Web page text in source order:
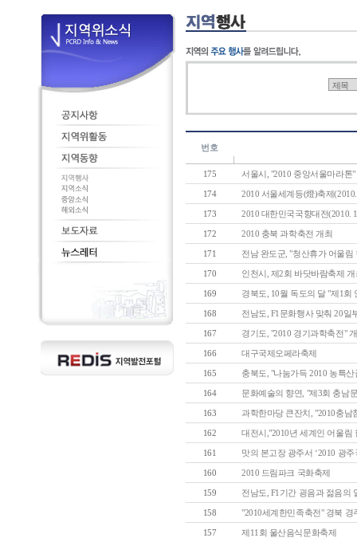
번호
175 서울시, "2010 중앙서울마라톤"
174 2010 서울세계등(燈)축제
173 2010 대한민국국향대전(2010.
172 2010 충북 과학축전 개최
171 전남 완도군, "청산휴가 어울림
170 인천시, 제2회 바닷바람축제 개
169 경북도, 10월 독도의 달 "제1회
168 전남도, F1문화행사 맞춰 20일
167 경기도, "2010 경기과학축전"
166 대구국제오페라축제
165 충북도, "나눔가득 2010 농특
164 문화예술의 향연, "제3회 충남
163 과학한마당 큰잔치, "2010충남
162 대전시,"2010년 세계인 어울림
161 맛의 본고장 광주서 ‘2010 광
160 2010 드림파크 국화축제
159 전남도, F1기간 굉음과 젊음의
158 "2010세계한민족축전" 경북 경
157 제11회 울산음식문화축제